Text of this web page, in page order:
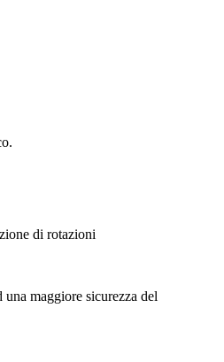
di rotazioni
maggiore sicurezza del